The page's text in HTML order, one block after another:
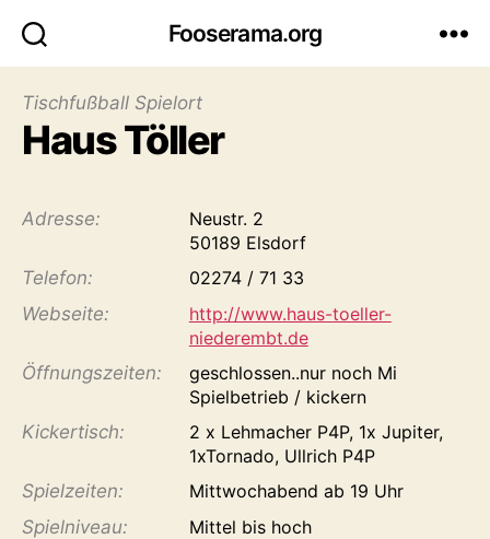
Fooserama.org
Tischfußball Spielort
Haus Töller
Adresse:
Neustr. 2
50189 Elsdorf
Telefon:
02274 / 71 33
Webseite:
http://www.haus-toeller-
niederembt.de
Öffnungs­zeiten:
geschlossen..nur noch Mi
Spielbetrieb / kickern
Kicker­tisch:
2 x Lehmacher P4P, 1x Jupiter,
1xTornado, Ullrich P4P
Spiel­zeiten:
Mittwochabend ab 19 Uhr
Spiel­niveau:
Mittel bis hoch